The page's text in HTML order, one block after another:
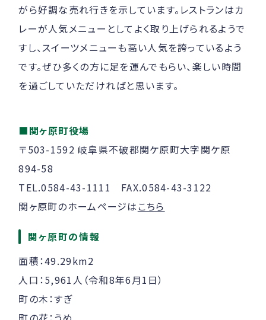
がら好調な売れ行きを示しています。レストランはカ
レーが人気メニューとしてよく取り上げられるようで
すし、スイーツメニューも高い人気を誇っているよう
です。ぜひ多くの方に足を運んでもらい、楽しい時間
を過ごしていただければと思います。
■関ヶ原町役場
〒503-1592 岐阜県不破郡関ケ原町大字関ケ原
894-58
TEL.0584-43-1111 FAX.0584-43-3122
関ヶ原町のホームページは こちら
関ヶ原町の情報
面積：49.29km2
人口：5,961人（令和8年6月1日）
町の木：すぎ